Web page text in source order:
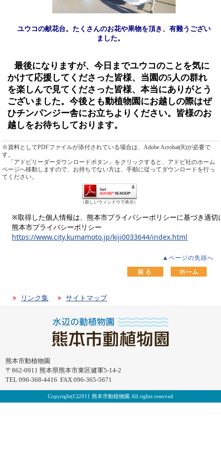
ユウコの献花台。たくさんのお花や果物を頂き、有難うござい
ました。
最後になりますが、今日までユウコのことを気に
かけて応援してくださった皆様、当園の5人の群れ
を楽しんで見てくださった皆様、本当にありがとう
ございました。今後とも動植物園にお越しの際はぜ
ひチンパンジー舎にお立ちよりください。皆様のお
越しをお待ちしております。
※資料としてPDFファイルが添付されている場合は、Adobe Acrobat(R)が必要で
す。
「アドビリーダーダウンロードボタン」をクリックすると、アドビ社のホーム
ページへ移動しますので、お持ちでない方は、手順に従ってダウンロードを行っ
てください。
（新しいウィンドウで表示）
※取得した個人情報は、熊本市プライバシーポリシーに基づき適切
熊本市プライバシーポリシー
https://www.city.kumamoto.jp/kiji0033644/index.html
▲ページの先頭へ
リンク集 サイトマップ
熊本市動植物園
〒862-0911 熊本県熊本市東区健軍5-14-2
TEL 096-368-4416 FAX 096-365-5671
Copyright(C)2011 熊本市動植物園 All rights reserved